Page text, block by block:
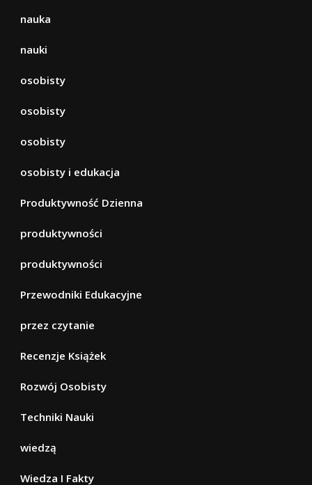
nauka
nauki
osobisty
osobisty
osobisty
osobisty i edukacja
Produktywność Dzienna
produktywności
produktywności
Przewodniki Edukacyjne
przez czytanie
Recenzje Książek
Rozwój Osobisty
Techniki Nauki
wiedzą
Wiedza I Fakty